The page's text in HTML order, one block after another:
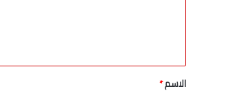
الاسم*